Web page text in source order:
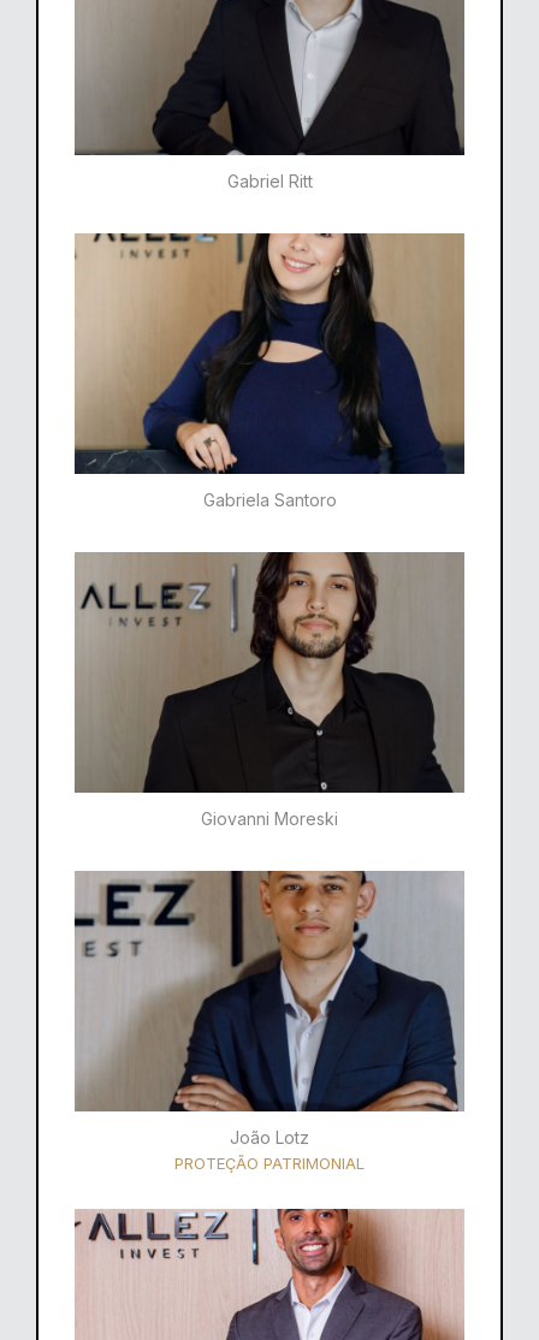
Gabriel Ritt
Gabriela Santoro​
Giovanni Moreski
João Lotz
PROTEÇÃO PATRIMONIAL